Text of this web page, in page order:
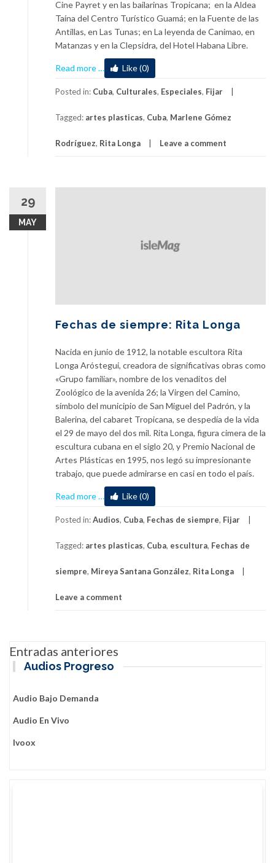
Cine Payret y en las bailarinas Tropicana; en la Aldea
Taína del Centro Turístico Guamá; en la Fuente de las
Antillas, en Las Tunas; en La leyenda de Canimao, en
Matanzas y en la Clepsidra, del Hotel Habana Libre.
Read more
about
Rita
Longa:
huella
la
… Like (0)
Posted in: Cuba, Culturales, Especiales, Fijar
Tagged: artes plasticas, Cuba, Marlene Gómez
Rodríguez, Rita Longa Leave a comment
29
MAY
Fechas de siempre: Rita Longa
Nacida en junio de 1912, la notable escultora Rita
Longa Aróstegui, creadora de significativas obras como
«Grupo familiar», nombre de los venaditos del
Zoológico de la avenida 26; la Virgen del Camino,
símbolo del municipio de San Miguel del Padrón, y la
Balerina, del cabaret Tropicana, se despedía de la vida
el 29 de mayo del dos mil. Rita Longa, figura cimera de la
escultura cubana en el siglo 20, y Premio Nacional de
Artes Plásticas en 1995, nos legó su impresionante
trabajo, que puede admirarse en casi en todo el país.
Read more
about
Fechas
de
Rita
… Like (0)
Posted in:Audios, Cuba, Fechas de siempre, Fijar
Tagged: artes plasticas, Cuba, escultura, Fechas de
siempre, Mireya Santana González, Rita Longa
Leave a comment
Navegación
de
entradas
Entradas anteriores
Audios Progreso
Audio Bajo Demanda
Audio En Vivo
Ivoox